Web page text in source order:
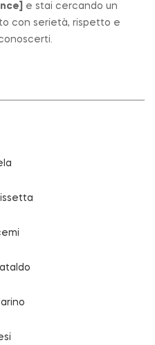
] e stai cercando un
con serietà, rispetto e